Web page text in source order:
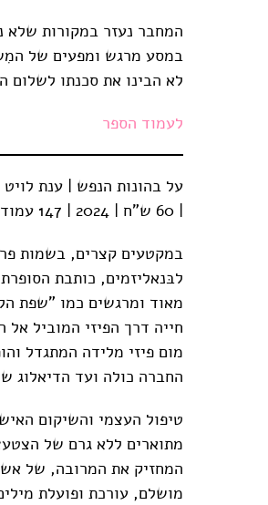
המחבר נעזר במקורות שלא
במסע מרגש ומפעים של
לא הבינו את סכנתו לשלום
לעמוד הספר
על בהונות הנפש | ענת
| 60 ש"ח | 2024 | 147 עמודים
במקטעים קצרים, בשמות
לבּנאליזמים, כותבת
חייה דרך הפיזי המוביל
מום פיזי מלידה המתגדל
החברה כולה ועד הדיאלוג
טיפול העצמי והשיקום
מתוארים ללא גרם של
המחזיק את המרובה, של
מושלם, עורכת ופועלת